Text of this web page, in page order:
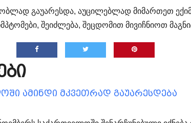
გაუარესდა, აუცილებლად მიმართეთ
შეიძლება, შეცდომით მივიჩნიოთ
ამინდი მკვეთრად გაუარესდება